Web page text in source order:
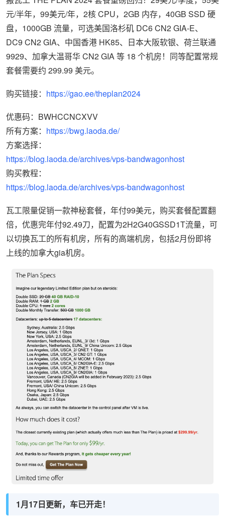
元/半年， 99美元/年，2核 CPU，2GB 内存，40GB SSD 硬
盘，1000GB 流量，可选美国洛杉矶 DC6 CN2 GIA-E、
DC9 CN2 GIA、中国香港 HK85、日本大阪软银、荷兰联通
9929、加拿大温哥华 CN2 GIA 等 18 个机房！同等配置常规
套餐需要约 299.99 美元。
购买链接： https://gao.ee/theplan2024
优惠码：BWHCCNCXVV
所有方案： https://bwg.laoda.de/
方案选择：
https://blog.laoda.de/archives/vps-bandwagonhost
购买教程：
https://blog.laoda.de/archives/vps-bandwagonhost
瓦工限量促销一款神秘套餐，年付99美元，购买套餐配置翻
倍，优惠完年付92.49刀，配置为2H2G40GSSD1T流量，可
以切换瓦工的所有机房，所有的高端机房，包括2月份即将
上线的加拿大gia机房。
1月17日更新，车已开走！